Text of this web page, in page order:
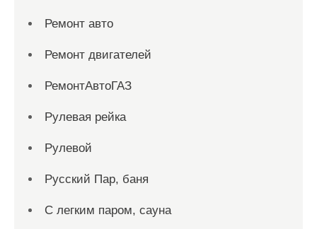
Ремонт авто
Ремонт двигателей
РемонтАвтоГАЗ
Рулевая рейка
Рулевой
Русский Пар, баня
С легким паром, сауна